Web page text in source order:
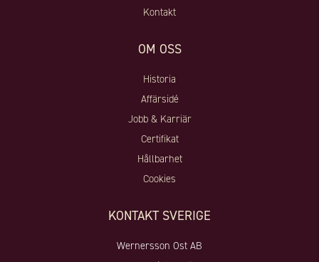
Kontakt
OM OSS
Historia
Affärsidé
Jobb & Karriär
Certifikat
Hållbarhet
Cookies
KONTAKT SVERIGE
Wernersson Ost AB